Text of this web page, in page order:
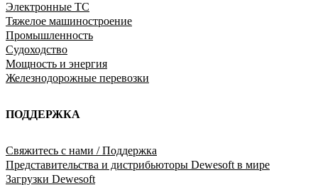
Электронные ТС
Тяжелое машиностроение
Промышленность
Судоходство
Мощность и энергия
Железнодорожные перевозки
ПОДДЕРЖКА
Свяжитесь с нами / Поддержка
Представительства и дистрибьюторы Dewesoft в мире
Загрузки Dewesoft